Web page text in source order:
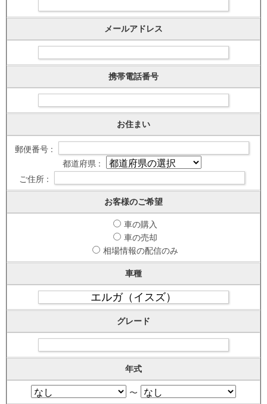
メールアドレス
携帯電話番号
お住まい
郵便番号 :
都道府県 :
ご住所 :
お客様のご希望
車の購入
車の売却
相場情報の配信のみ
車種
グレード
年式
〜